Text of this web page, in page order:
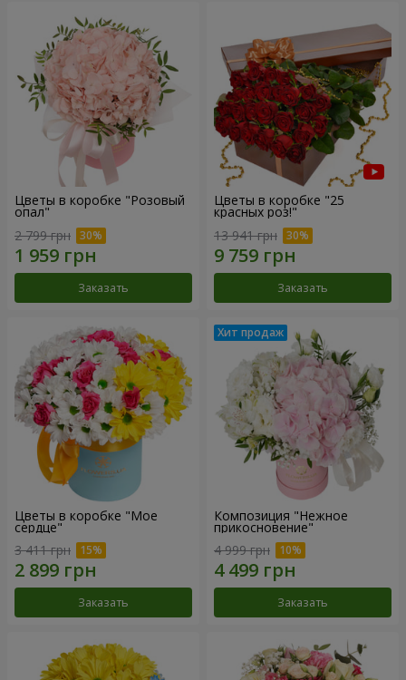
Цветы в коробке "Розовый
опал"
2 799 грн
Заказать
Цветы в коробке "25
красных роз!"
13 941 грн
Заказать
Цветы в коробке "Мое
сердце"
3 411 грн
Заказать
Композиция "Нежное
прикосновение"
4 999 грн
Заказать